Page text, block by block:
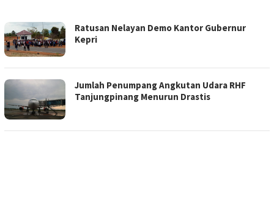
WARTARAKYAT
Ratusan Nelayan Demo Kantor Gubernur
Kepri
Jumlah Penumpang Angkutan Udara RHF
Tanjungpinang Menurun Drastis